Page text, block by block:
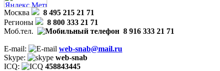
Москва
8 495 215 21 71
Регионы
8 800 333 21 71
Моб.тел.
8 916 333 21 71
E-mail:
web-snab@mail.ru
Skype:
web-snab
ICQ:
458843445